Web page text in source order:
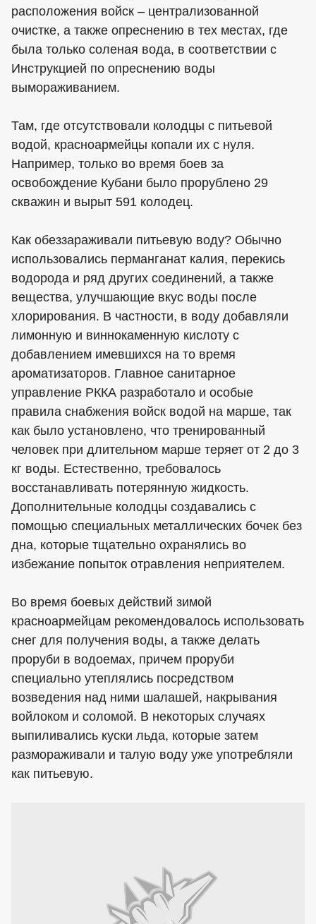
расположения войск – централизованной
очистке, а также опреснению в тех местах, где
была только соленая вода, в соответствии с
Инструкцией по опреснению воды
вымораживанием.
Там, где отсутствовали колодцы с питьевой
водой, красноармейцы копали их с нуля.
Например, только во время боев за
освобождение Кубани было прорублено 29
скважин и вырыт 591 колодец.
Как обеззараживали питьевую воду? Обычно
использовались перманганат калия, перекись
водорода и ряд других соединений, а также
вещества, улучшающие вкус воды после
хлорирования. В частности, в воду добавляли
лимонную и виннокаменную кислоту с
добавлением имевшихся на то время
ароматизаторов. Главное санитарное
управление РККА разработало и особые
правила снабжения войск водой на марше, так
как было установлено, что тренированный
человек при длительном марше теряет от 2 до 3
кг воды. Естественно, требовалось
восстанавливать потерянную жидкость.
Дополнительные колодцы создавались с
помощью специальных металлических бочек без
дна, которые тщательно охранялись во
избежание попыток отравления неприятелем.
Во время боевых действий зимой
красноармейцам рекомендовалось использовать
снег для получения воды, а также делать
проруби в водоемах, причем проруби
специально утеплялись посредством
возведения над ними шалашей, накрывания
войлоком и соломой. В некоторых случаях
выпиливались куски льда, которые затем
размораживали и талую воду уже употребляли
как питьевую.